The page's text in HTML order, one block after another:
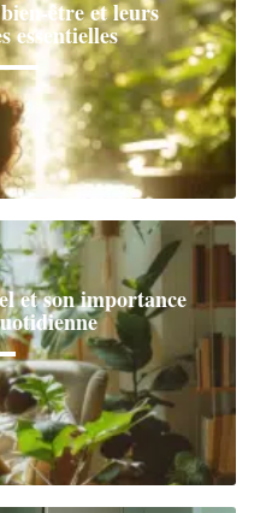
être et leurs
essentielles
et son importance